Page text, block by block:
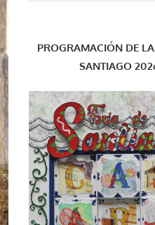
PROGRAMACIÓN DE
SANTIAGO